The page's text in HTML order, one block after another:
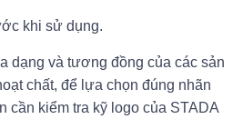
khi sử dụng.
dạng và tương đồng của các sản
chất, để lựa chọn đúng nhãn
cần kiểm tra kỹ logo của STADA